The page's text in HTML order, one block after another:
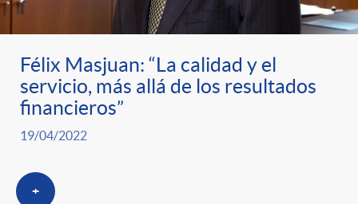
r
a
S
n
p
e
n
l
c
a
Félix Masjuan: “La calidad y el
servicio, más allá de los resultados
financieros”
19/04/2022
+